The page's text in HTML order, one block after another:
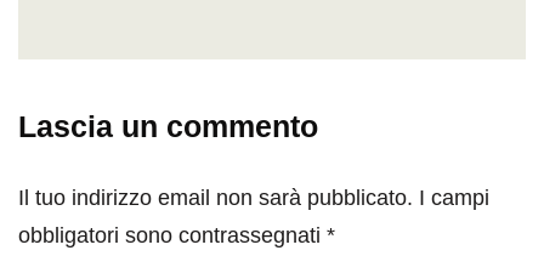
Lascia un commento
Il tuo indirizzo email non sarà pubblicato. I campi
obbligatori sono contrassegnati *